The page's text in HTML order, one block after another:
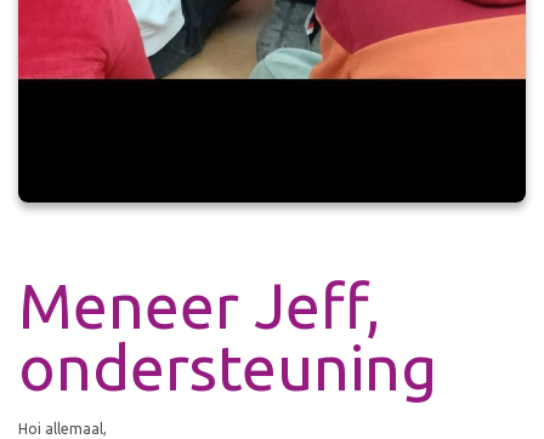
Meneer Jeff,
ondersteuning
Hoi allemaal,